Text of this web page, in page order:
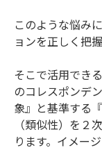
このような悩み
ョンを正しく把
そこで活用でき
のコレスポンデ
象』と基準する
（類似性）を２
ります。イメー